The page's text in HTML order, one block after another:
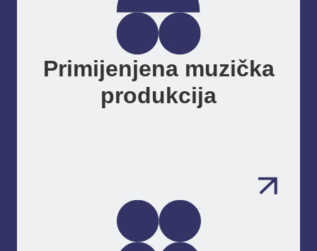
Primijenjena muzička
produkcija